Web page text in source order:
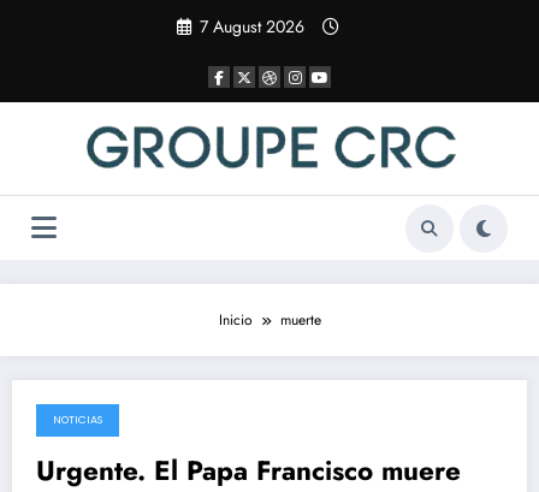
7 August 2026
Inicio muerte
22 April 2025
NOTICIAS
Urgente. El Papa Francisco muere